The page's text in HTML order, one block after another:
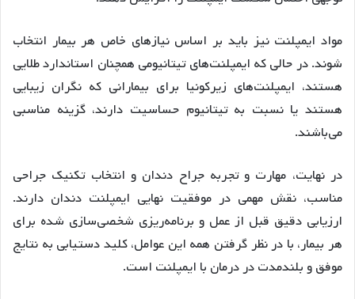
مواد ایمپلنت نیز باید بر اساس نیازهای خاص هر بیمار انتخاب
شوند. در حالی که ایمپلنت‌های تیتانیومی همچنان استاندارد طلایی
هستند، ایمپلنت‌های زیرکونیا برای بیمارانی که نگران زیبایی
هستند یا نسبت به تیتانیوم حساسیت دارند، گزینه مناسبی
می‌باشند.
در نهایت، مهارت و تجربه جراح دندان و انتخاب تکنیک جراحی
مناسب، نقش مهمی در موفقیت نهایی ایمپلنت دندان دارند.
ارزیابی دقیق قبل از عمل و برنامه‌ریزی شخصی‌سازی شده برای
هر بیمار، با در نظر گرفتن همه این عوامل، کلید دستیابی به نتایج
موفق و بلندمدت در درمان با ایمپلنت است.